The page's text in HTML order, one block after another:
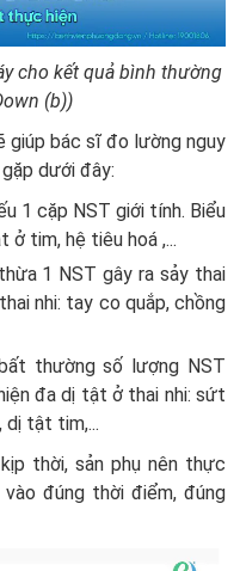
cho kết quả bình thường
(b))
bác sĩ đo lường nguy
dưới đây:
1 cặp NST giới tính. Biểu
ở tim, hệ tiêu hoá ,...
1 NST gây ra sảy thai
nhi: tay co quắp, chồng
thường số lượng NST
đa dị tật ở thai nhi: sứt
dị tật tim,...
thời, sản phụ nên thực
đúng thời điểm, đúng